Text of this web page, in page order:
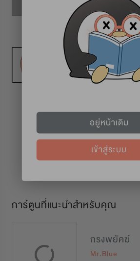
ตอนที่ 20
วันอาทิตย์
การ์ตูนที่แนะนำสำหรับคุณ
กรงพยัคฆ์
Mr.Blue
อยู่หน้าเดิม
เข้าสู่ระบบ